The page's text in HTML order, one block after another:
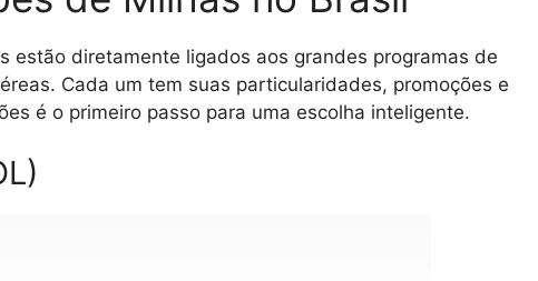
estão diretamente ligados aos grandes programas de
Cada um tem suas particularidades, promoções e
é o primeiro passo para uma escolha inteligente.